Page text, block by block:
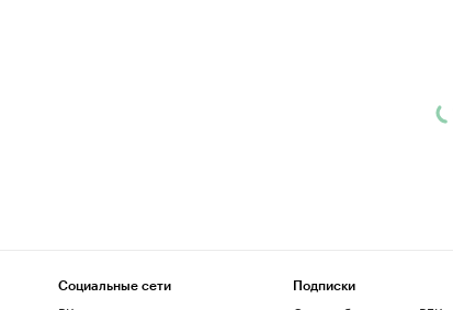
Социальные сети Подписки